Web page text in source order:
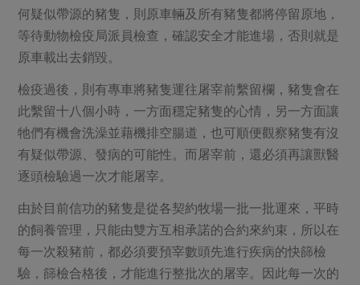
何疑似帶源的豬隻，則原車輛及所有豬隻都將停留原地，
等待動物檢疫局派員檢查，確認安全才能進場，否則就是
原車載出去銷毀。
檢疫過後，則有專車將豬隻運往屠宰前繫留欄，豬隻會在
此繫留十八個小時，一方面穩定豬隻的心情，另一方面讓
牠們有機會洗澡並藉機排空腸道，也可順便觀察豬隻有沒
有疑似帶源、發病的可能性。而屠宰前，還必須再讓獸醫
逐頭檢驗過一次才能屠宰。
由於目前信功的豬隻是從各契約牧場一批一批運來，平時
的飼養管理，只能由雙方互相承諾的合約來約束，所以在
每一次殺豬前，都必須要預宰數頭先進行疾病的快篩檢
驗，篩檢合格後，才能進行整批次的屠宰。因此每一次的